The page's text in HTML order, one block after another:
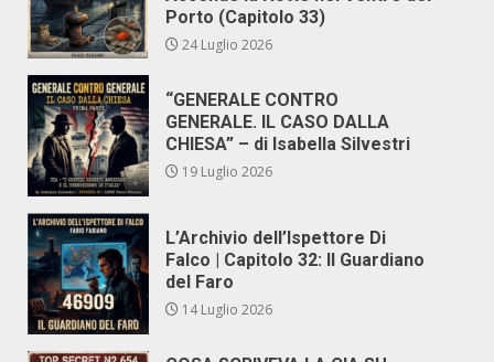
Porto (Capitolo 33)
24 Luglio 2026
“GENERALE CONTRO
GENERALE. IL CASO DALLA
CHIESA” – di Isabella Silvestri
19 Luglio 2026
L’Archivio dell’Ispettore Di
Falco | Capitolo 32: Il Guardiano
del Faro
14 Luglio 2026